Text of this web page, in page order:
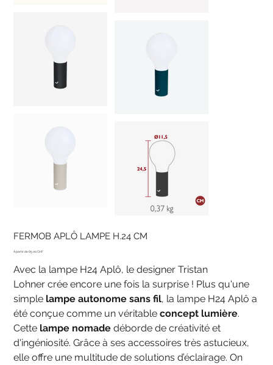
FERMOB APLÔ LAMPE H.24 CM
Prix 65.00 CHF
Avec la lampe H24 Aplô, le designer Tristan
Lohner crée encore une fois la surprise ! Plus qu'une
simple lampe autonome sans fil, la lampe H24 Aplô a
été conçue comme un véritableconcept lumière.
Cette lampe nomade déborde de créativité et
d'ingéniosité. Grâce à ses accessoires très astucieux,
elle offre une multitude de solutions d’éclairage. On